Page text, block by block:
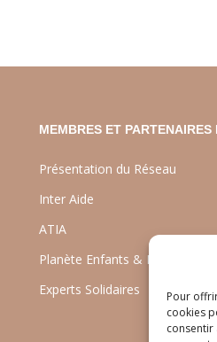
Pour
cookies
consentir
MEMBRES ET PARTENAIRES
Présentation du Réseau
Inter Aide
ATIA
Planète Enfants &
Experts Solidaires